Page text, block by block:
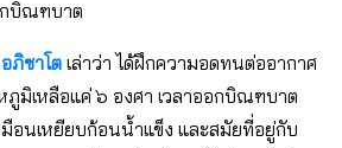
กบิณฑบาต
ภิชาโต เล่าว่า ได้ฝึกความอดทนต่ออากาศ
มิเหลือแค่ ๖ องศา เวลาออกบิณฑบาต
อนเหยียบก้อนน้ำแข็ง และสมัยที่อยู่กับ